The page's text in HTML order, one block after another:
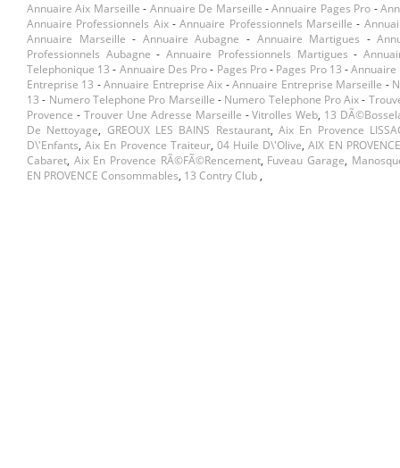
Annuaire Aix Marseille - Annuaire De Marseille -Annuaire Pages Pro -
Annuaire Professionnels Aix -Annuaire Professionnels Marseille -
Annuaire Marseille - Annuaire Aubagne - Annuaire Martigues -
Professionnels Aubagne -Annuaire Professionnels Martigues -
Telephonique 13 - Annuaire Des Pro- Pages Pro- Pages Pro 13 -Annuaire
Entreprise 13 -Annuaire Entreprise Aix -Annuaire Entreprise Marseille -
13 - Numero Telephone Pro Marseille - Numero Telephone Pro Aix-
Provence - Trouver Une Adresse Marseille -Vitrolles Web, 13
De Nettoyage, GREOUX LES BAINS Restaurant,Aix En Provence
D\'enfants,Aix En Provence Traiteur, 04 Huile D\'olive,AIX EN
Cabaret, Aix En Provence RÃ©fÃ©rencement, Fuveau Garage,
EN PROVENCE Consommables, 13 Contry Club ,